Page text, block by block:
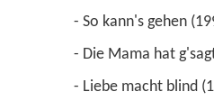
- So kann's gehen
- Die Mama hat
- Liebe macht blind